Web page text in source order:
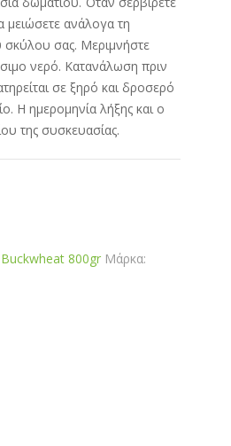
μειώσετε ανάλογα τη
σκύλου σας. Μεριμνήστε
νερό. Κατανάλωση πριν
σε ξηρό και δροσερό
Η ημερομηνία λήξης και o
της συσκευασίας.
800gr Μάρκα: